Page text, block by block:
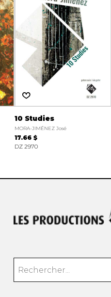
10 Studies
MORA-JIMÉNEZ José
17.66 $
DZ 2970